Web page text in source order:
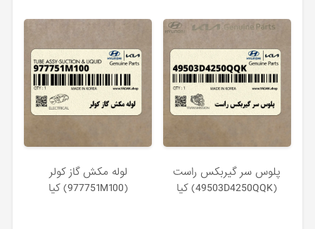
پلوس سر گيربكس راست
(49503D4250QQK) کیا
لوله مكش گاز كولر
(977751M100) کیا